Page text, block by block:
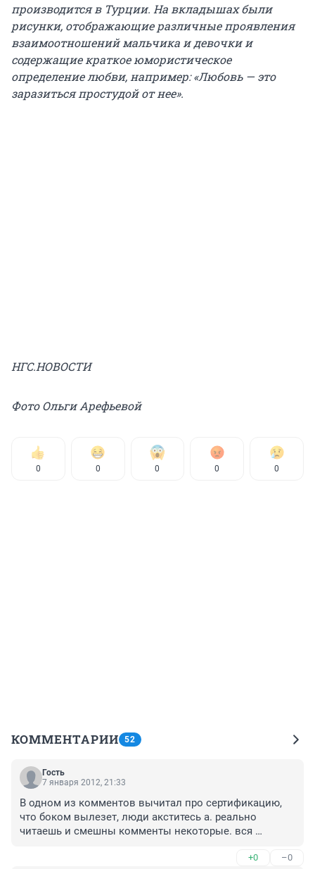
производится в Турции. На вкладышах были
рисунки, отображающие различные проявления
взаимоотношений мальчика и девочки и
содержащие краткое юмористическое
определение любви, например: «Любовь — это
заразиться простудой от нее».
НГС.НОВОСТИ
Фото Ольги Арефьевой
0 0 0 0 0
КОММЕНТАРИИ 52
Гость
7 января 2012, 21:33
В одном из комментов вычитал про сертификацию,
что боком вылезет, люди акститесь а. реально
читаешь и смешны комменты некоторые. вся
доктор пеппер, кто продает, и если продают от кого-то
+0 –0